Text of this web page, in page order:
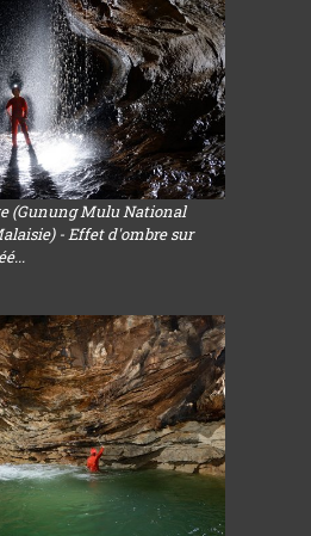
(Gunung Mulu National
- Effet d'ombre sur